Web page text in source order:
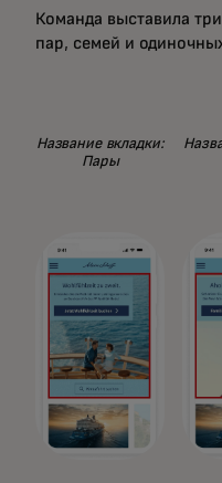
Команда выставила
пар, семей и
Название вкладки:
Пары